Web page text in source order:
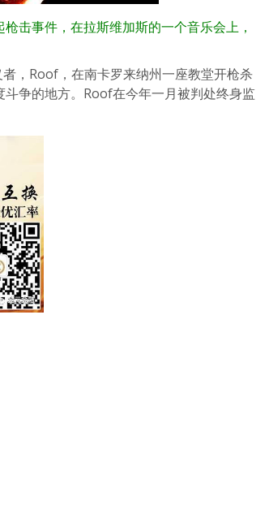
击事件，在拉斯维加斯的一个音乐会上，
，Roof，在南卡罗来纳州一座教堂开枪杀
争的地方。Roof在今年一月被判处终身监